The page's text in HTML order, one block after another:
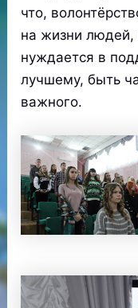
что,
на жизни людей,
нуждается в
лучшему, быть
важного.